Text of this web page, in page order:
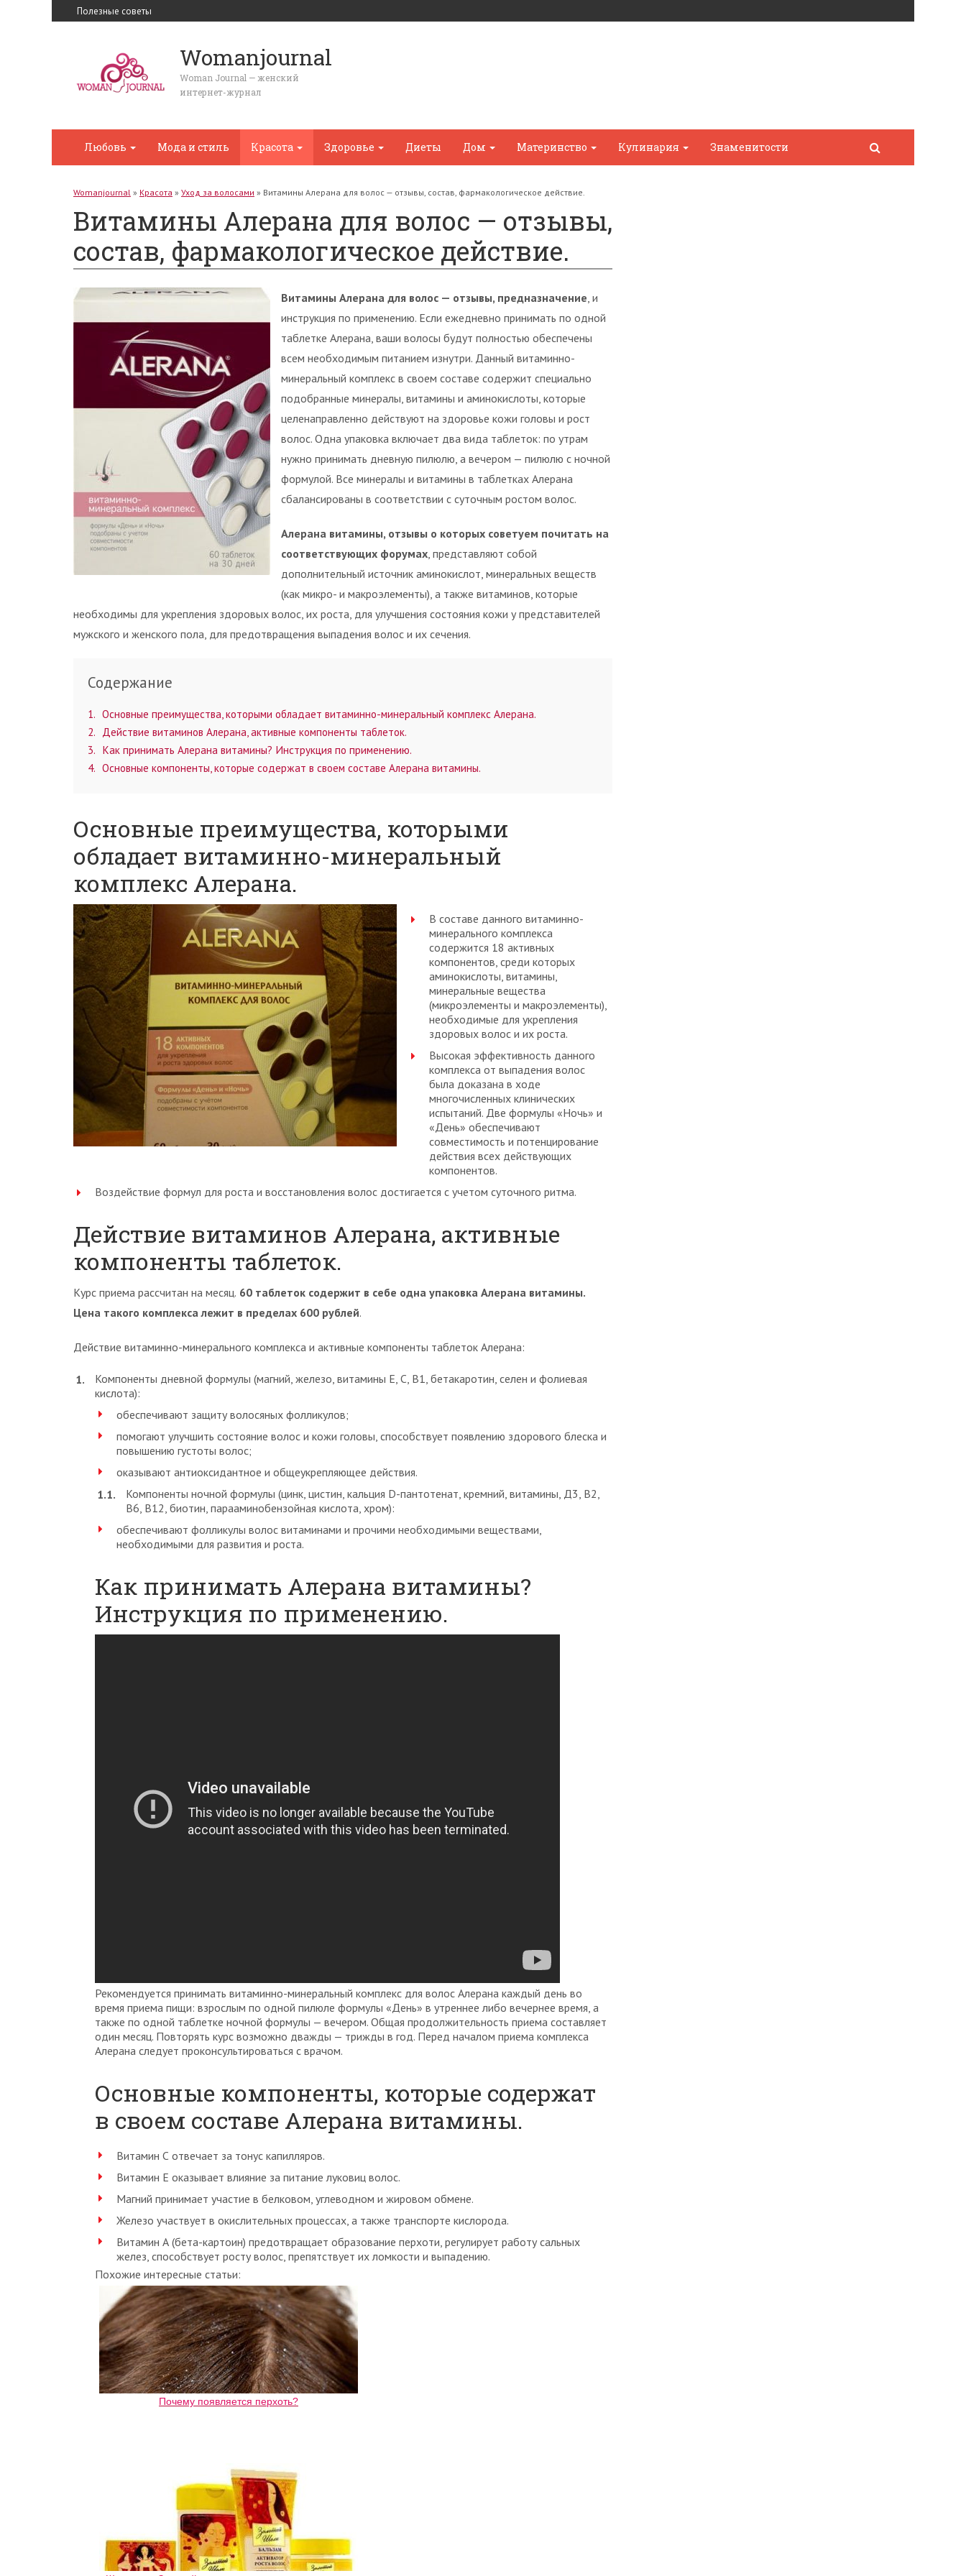
Полезные советы
Womanjournal
Woman Journal — женский
интернет-журнал
Любовь Мода и стиль Красота Здоровье Диеты Дом Материнство Кулинария Знаменитости
Womanjournal » Красота » Уход за волосами » Витамины Алерана для волос — отзывы, состав, фармакологическое действие.
Витамины Алерана для волос — отзывы,
состав, фармакологическое действие.
Витамины Алерана для волос — отзывы, предназначение, и
инструкция по применению. Если ежедневно принимать по одной
таблетке Алерана, ваши волосы будут полностью обеспечены
всем необходимым питанием изнутри. Данный витаминно-
минеральный комплекс в своем составе содержит специально
подобранные минералы, витамины и аминокислоты, которые
целенаправленно действуют на здоровье кожи головы и рост
волос. Одна упаковка включает два вида таблеток: по утрам
нужно принимать дневную пилюлю, а вечером — пилюлю с ночной
формулой. Все минералы и витамины в таблетках Алерана
сбалансированы в соответствии с суточным ростом волос.
Алерана витамины, отзывы о которых советуем почитать на
соответствующих форумах, представляют собой
дополнительный источник аминокислот, минеральных веществ
(как микро- и макроэлементы), а также витаминов, которые
необходимы для укрепления здоровых волос, их роста, для улучшения состояния кожи у представителей
мужского и женского пола, для предотвращения выпадения волос и их сечения.
Содержание
1
Основные преимущества, которыми обладает витаминно-минеральный комплекс Алерана.
2
Действие витаминов Алерана, активные компоненты таблеток.
3
Как принимать Алерана витамины? Инструкция по применению.
4
Основные компоненты, которые содержат в своем составе Алерана витамины.
Основные преимущества, которыми
обладает витаминно-минеральный
комплекс Алерана.
В составе данного витаминно-
минерального комплекса
содержится 18 активных
компонентов, среди которых
аминокислоты, витамины,
минеральные вещества
(микроэлементы и макроэлементы),
необходимые для укрепления
здоровых волос и их роста.
Высокая эффективность данного
комплекса от выпадения волос
была доказана в ходе
многочисленных клинических
испытаний. Две формулы «Ночь» и
«День» обеспечивают
совместимость и потенцирование
действия всех действующих
компонентов.
Воздействие формул для роста и восстановления волос достигается с учетом суточного ритма.
Действие витаминов Алерана, активные
компоненты таблеток.
Курс приема рассчитан на месяц. 60 таблеток содержит в себе одна упаковка Алерана витамины.
Цена такого комплекса лежит в пределах 600 рублей.
Действие витаминно-минерального комплекса и активные компоненты таблеток Алерана:
Компоненты дневной формулы (магний, железо, витамины Е, С, В1, бетакаротин, селен и фолиевая
кислота):
обеспечивают защиту волосяных фолликулов;
помогают улучшить состояние волос и кожи головы, способствует появлению здорового блеска и
повышению густоты волос;
оказывают антиоксидантное и общеукрепляющее действия.
Компоненты ночной формулы (цинк, цистин, кальция D-пантотенат, кремний, витамины, Д3, В2,
В6, В12, биотин, парааминобензойная кислота, хром):
обеспечивают фолликулы волос витаминами и прочими необходимыми веществами,
необходимыми для развития и роста.
Как принимать Алерана витамины?
Инструкция по применению.
Рекомендуется принимать витаминно-минеральный комплекс для волос Алерана каждый день во
время приема пищи: взрослым по одной пилюле формулы «День» в утреннее либо вечернее время, а
также по одной таблетке ночной формулы — вечером. Общая продолжительность приема составляет
один месяц. Повторять курс возможно дважды — трижды в год. Перед началом приема комплекса
Алерана следует проконсультироваться с врачом.
Основные компоненты, которые содержат
в своем составе Алерана витамины.
Витамин С отвечает за тонус капилляров.
Витамин Е оказывает влияние за питание луковиц волос.
Магний принимает участие в белковом, углеводном и жировом обмене.
Железо участвует в окислительных процессах, а также транспорте кислорода.
Витамин А (бета-картоин) предотвращает образование перхоти, регулирует работу сальных
желез, способствует росту волос, препятствует их ломкости и выпадению.
Похожие интересные статьи:
Почему появляется перхоть?